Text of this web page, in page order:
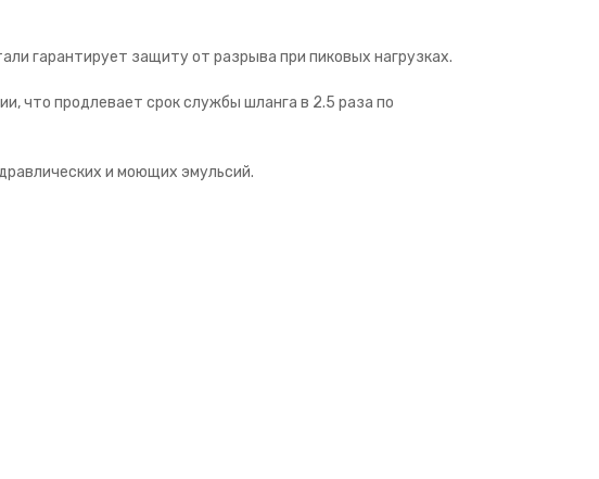
гарантирует защиту от разрыва при пиковых нагрузках.
что продлевает срок службы шланга в 2.5 раза по
и моющих эмульсий.